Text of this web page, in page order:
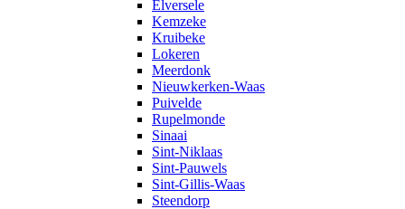
Elversele
Kemzeke
Kruibeke
Lokeren
Meerdonk
Nieuwkerken-Waas
Puivelde
Rupelmonde
Sinaai
Sint-Niklaas
Sint-Pauwels
Sint-Gillis-Waas
Steendorp